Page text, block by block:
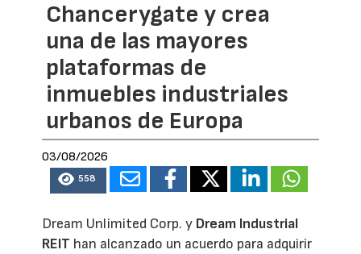
Chancerygate y crea
una de las mayores
plataformas de
inmuebles industriales
urbanos de Europa
03/08/2026
558
Dream Unlimited Corp. y Dream Industrial
REIT han alcanzado un acuerdo para adquirir